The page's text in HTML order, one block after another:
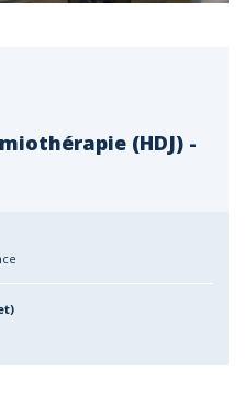
(HDJ) -